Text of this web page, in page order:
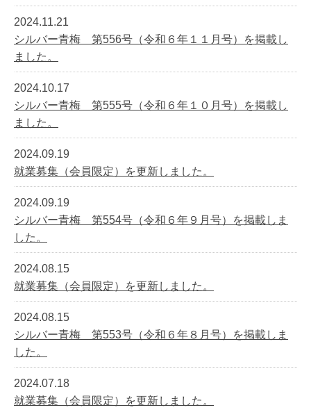
2024.11.21
シルバー青梅 第556号（令和６年１１月号）を掲載し
ました。
2024.10.17
シルバー青梅 第555号（令和６年１０月号）を掲載し
ました。
2024.09.19
就業募集（会員限定）を更新しました。
2024.09.19
シルバー青梅 第554号（令和６年９月号）を掲載しま
した。
2024.08.15
就業募集（会員限定）を更新しました。
2024.08.15
シルバー青梅 第553号（令和６年８月号）を掲載しま
した。
2024.07.18
就業募集（会員限定）を更新しました。